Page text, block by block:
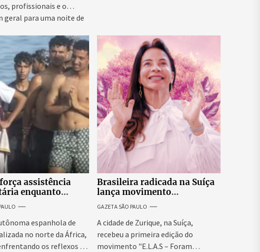
profissionais e o
geral para uma noite de
assistência
enquanto
busca evitar nova
espanhola de
no norte da África,
os reflexos da
Brasileira radicada na Suíça
lança movimento
internacional voltado ao
fortalecimento da identidade
feminina
GAZETA SÃO PAULO
A cidade de Zurique, na Suíça,
recebeu a primeira edição do
movimento "E.L.A.S – Foram